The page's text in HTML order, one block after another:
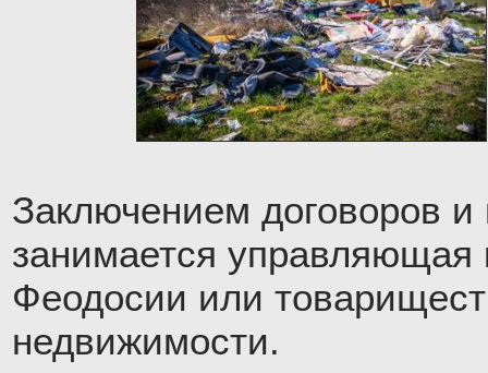
Заключением договоров
занимается
Феодосии или
недвижимости.